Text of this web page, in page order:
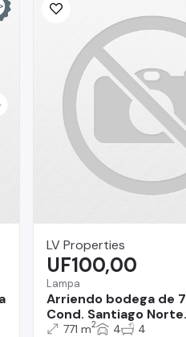
LV Properties
Lampa
Arriendo bodega de
Cond. Santiago Norte.
UF100,00
771 m2 4 4